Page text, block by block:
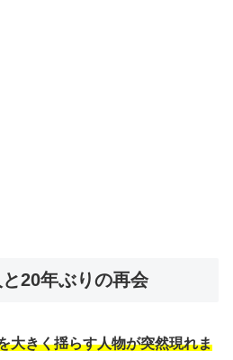
20年ぶりの再会
大きく揺らす人物が突然現れま